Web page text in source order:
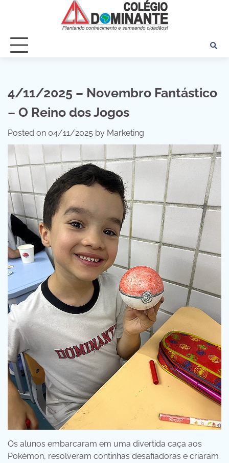
4/11/2025 – Novembro Fantástico
– O Reino dos Jogos
Posted on 04/11/2025 by Marketing
Os alunos embarcaram em uma divertida caça aos
Pokémon, resolveram continhas desafiadoras e criaram